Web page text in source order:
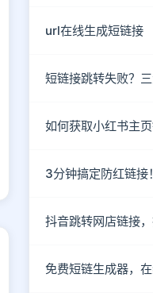
url在线生成短链接
短链接跳转失败？
如何获取小红书主页
抖音跳转网店链接
免费短链生成器，